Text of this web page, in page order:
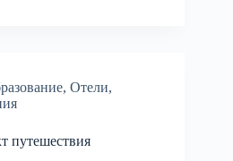
, Отели,
путешествия